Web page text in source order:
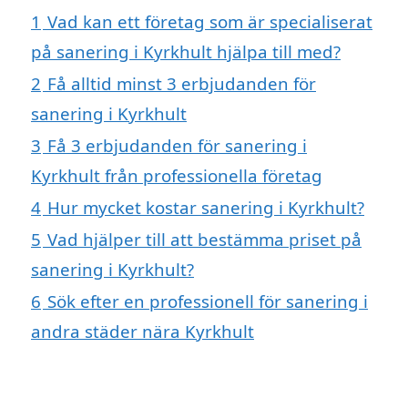
1 Vad kan ett företag som är specialiserat
på sanering i Kyrkhult hjälpa till med?
2 Få alltid minst 3 erbjudanden för
sanering i Kyrkhult
3 Få 3 erbjudanden för sanering i
Kyrkhult från professionella företag
4 Hur mycket kostar sanering i Kyrkhult?
5 Vad hjälper till att bestämma priset på
sanering i Kyrkhult?
6 Sök efter en professionell för sanering i
andra städer nära Kyrkhult